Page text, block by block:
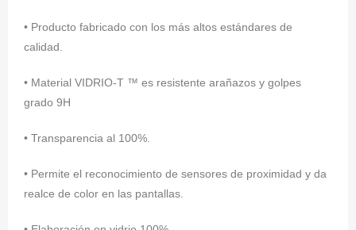
• Producto fabricado con los más altos estándares de
calidad.
• Material VIDRIO-T ™ es resistente arañazos y golpes
grado 9H
• Transparencia al 100%.
• Permite el reconocimiento de sensores de proximidad y da
realce de color en las pantallas.